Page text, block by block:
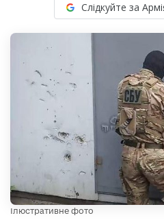
Слідкуйте за
Ілюстративне фото